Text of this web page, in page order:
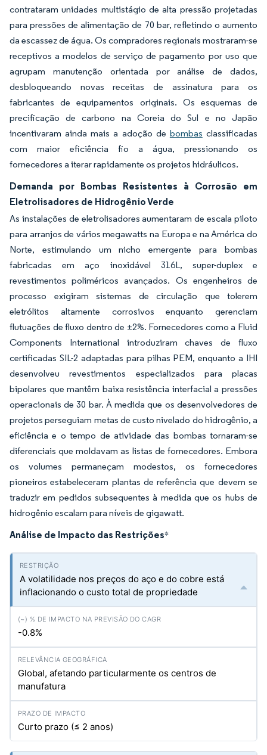
contrataram unidades multistágio de alta pressão projetadas
para pressões de alimentação de 70 bar, refletindo o aumento
da escassez de água. Os compradores regionais mostraram-se
receptivos a modelos de serviço de pagamento por uso que
agrupam manutenção orientada por análise de dados,
desbloqueando novas receitas de assinatura para os
fabricantes de equipamentos originais. Os esquemas de
precificação de carbono na Coreia do Sul e no Japão
incentivaram ainda mais a adoção de bombas classificadas
com maior eficiência fio a água, pressionando os
fornecedores a iterar rapidamente os projetos hidráulicos.
Demanda por Bombas Resistentes à Corrosão em
Eletrolisadores de Hidrogênio Verde
As instalações de eletrolisadores aumentaram de escala piloto
para arranjos de vários megawatts na Europa e na América do
Norte, estimulando um nicho emergente para bombas
fabricadas em aço inoxidável 316L, super-duplex e
revestimentos poliméricos avançados. Os engenheiros de
processo exigiram sistemas de circulação que tolerem
eletrólitos altamente corrosivos enquanto gerenciam
flutuações de fluxo dentro de ±2%. Fornecedores como a Fluid
Components International introduziram chaves de fluxo
certificadas SIL-2 adaptadas para pilhas PEM, enquanto a IHI
desenvolveu revestimentos especializados para placas
bipolares que mantêm baixa resistência interfacial a pressões
operacionais de 30 bar. À medida que os desenvolvedores de
projetos perseguiam metas de custo nivelado do hidrogênio, a
eficiência e o tempo de atividade das bombas tornaram-se
diferenciais que moldavam as listas de fornecedores. Embora
os volumes permaneçam modestos, os fornecedores
pioneiros estabeleceram plantas de referência que devem se
traduzir em pedidos subsequentes à medida que os hubs de
hidrogênio escalam para níveis de gigawatt.
Análise de Impacto das Restrições*
A volatilidade nos preços do aço e do cobre está
inflacionando o custo total de propriedade
-0.8%
Global, afetando particularmente os centros de
manufatura
Curto prazo (≤ 2 anos)